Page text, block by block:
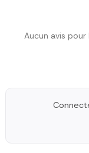
Aucun avis